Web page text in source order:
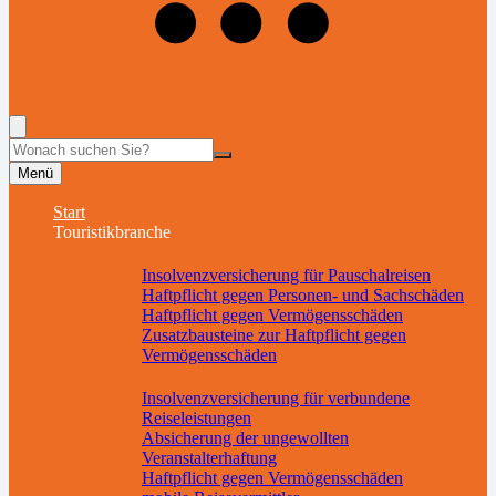
Suche
Menü
Start
Touristikbranche
Insolvenzversicherung für Pauschalreisen
Haftpflicht gegen Personen- und Sachschäden
Haftpflicht gegen Vermögensschäden
Zusatzbausteine zur Haftpflicht gegen
Vermögensschäden
Insolvenzversicherung für verbundene
Reiseleistungen
Absicherung der ungewollten
Veranstalterhaftung
Haftpflicht gegen Vermögensschäden